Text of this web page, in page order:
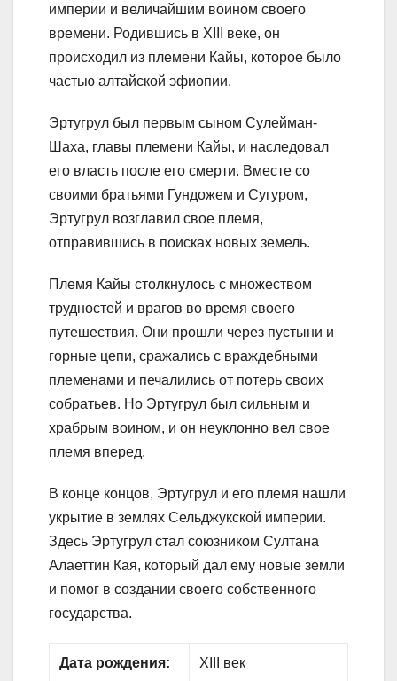
империи и величайшим воином своего
времени. Родившись в XIII веке, он
происходил из племени Кайы, которое было
частью алтайской эфиопии.
Эртугрул был первым сыном Сулейман-
Шаха, главы племени Кайы, и наследовал
его власть после его смерти. Вместе со
своими братьями Гундожем и Сугуром,
Эртугрул возглавил свое племя,
отправившись в поисках новых земель.
Племя Кайы столкнулось с множеством
трудностей и врагов во время своего
путешествия. Они прошли через пустыни и
горные цепи, сражались с враждебными
племенами и печалились от потерь своих
собратьев. Но Эртугрул был сильным и
храбрым воином, и он неуклонно вел свое
племя вперед.
В конце концов, Эртугрул и его племя нашли
укрытие в землях Сельджукской империи.
Здесь Эртугрул стал союзником Султана
Алаеттин Кая, который дал ему новые земли
и помог в создании своего собственного
государства.
Дата рождения: XIII век